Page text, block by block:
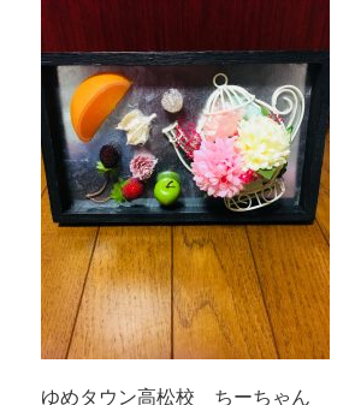
ゆめタウン高松校 ちーちゃん